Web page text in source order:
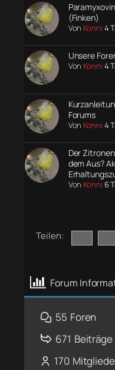
(Finken)
Von Konni 4
Unsere
Von Konni 4
Forums
Von Konni 4
Der
dem Aus?
Von Konni 6
Teilen:
Forum
55 Foren
671 Beiträge
170